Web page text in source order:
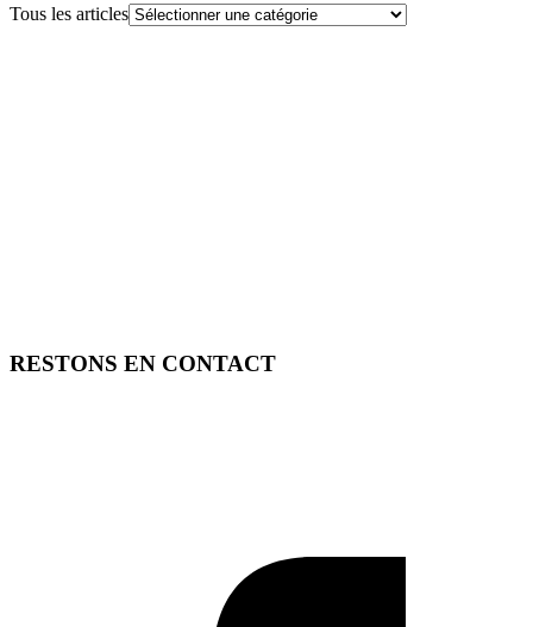
Tous les articles
RESTONS EN CONTACT